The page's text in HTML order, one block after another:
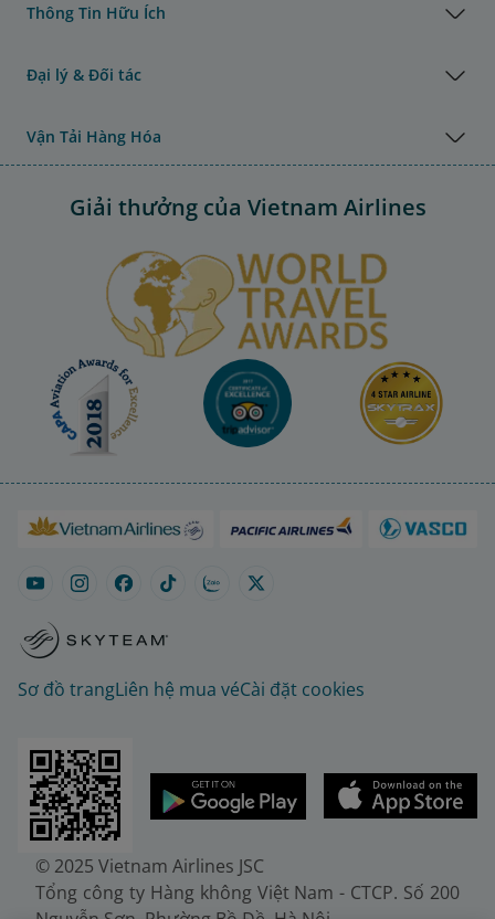
Thông Tin Hữu Ích
Đại lý & Đối tác
Vận Tải Hàng Hóa
Giải thưởng của Vietnam Airlines
Sơ đồ trangLiên hệ mua véCài đặt cookies
© 2025 Vietnam Airlines JSC
Tổng công ty Hàng không Việt Nam - CTCP. Số 200